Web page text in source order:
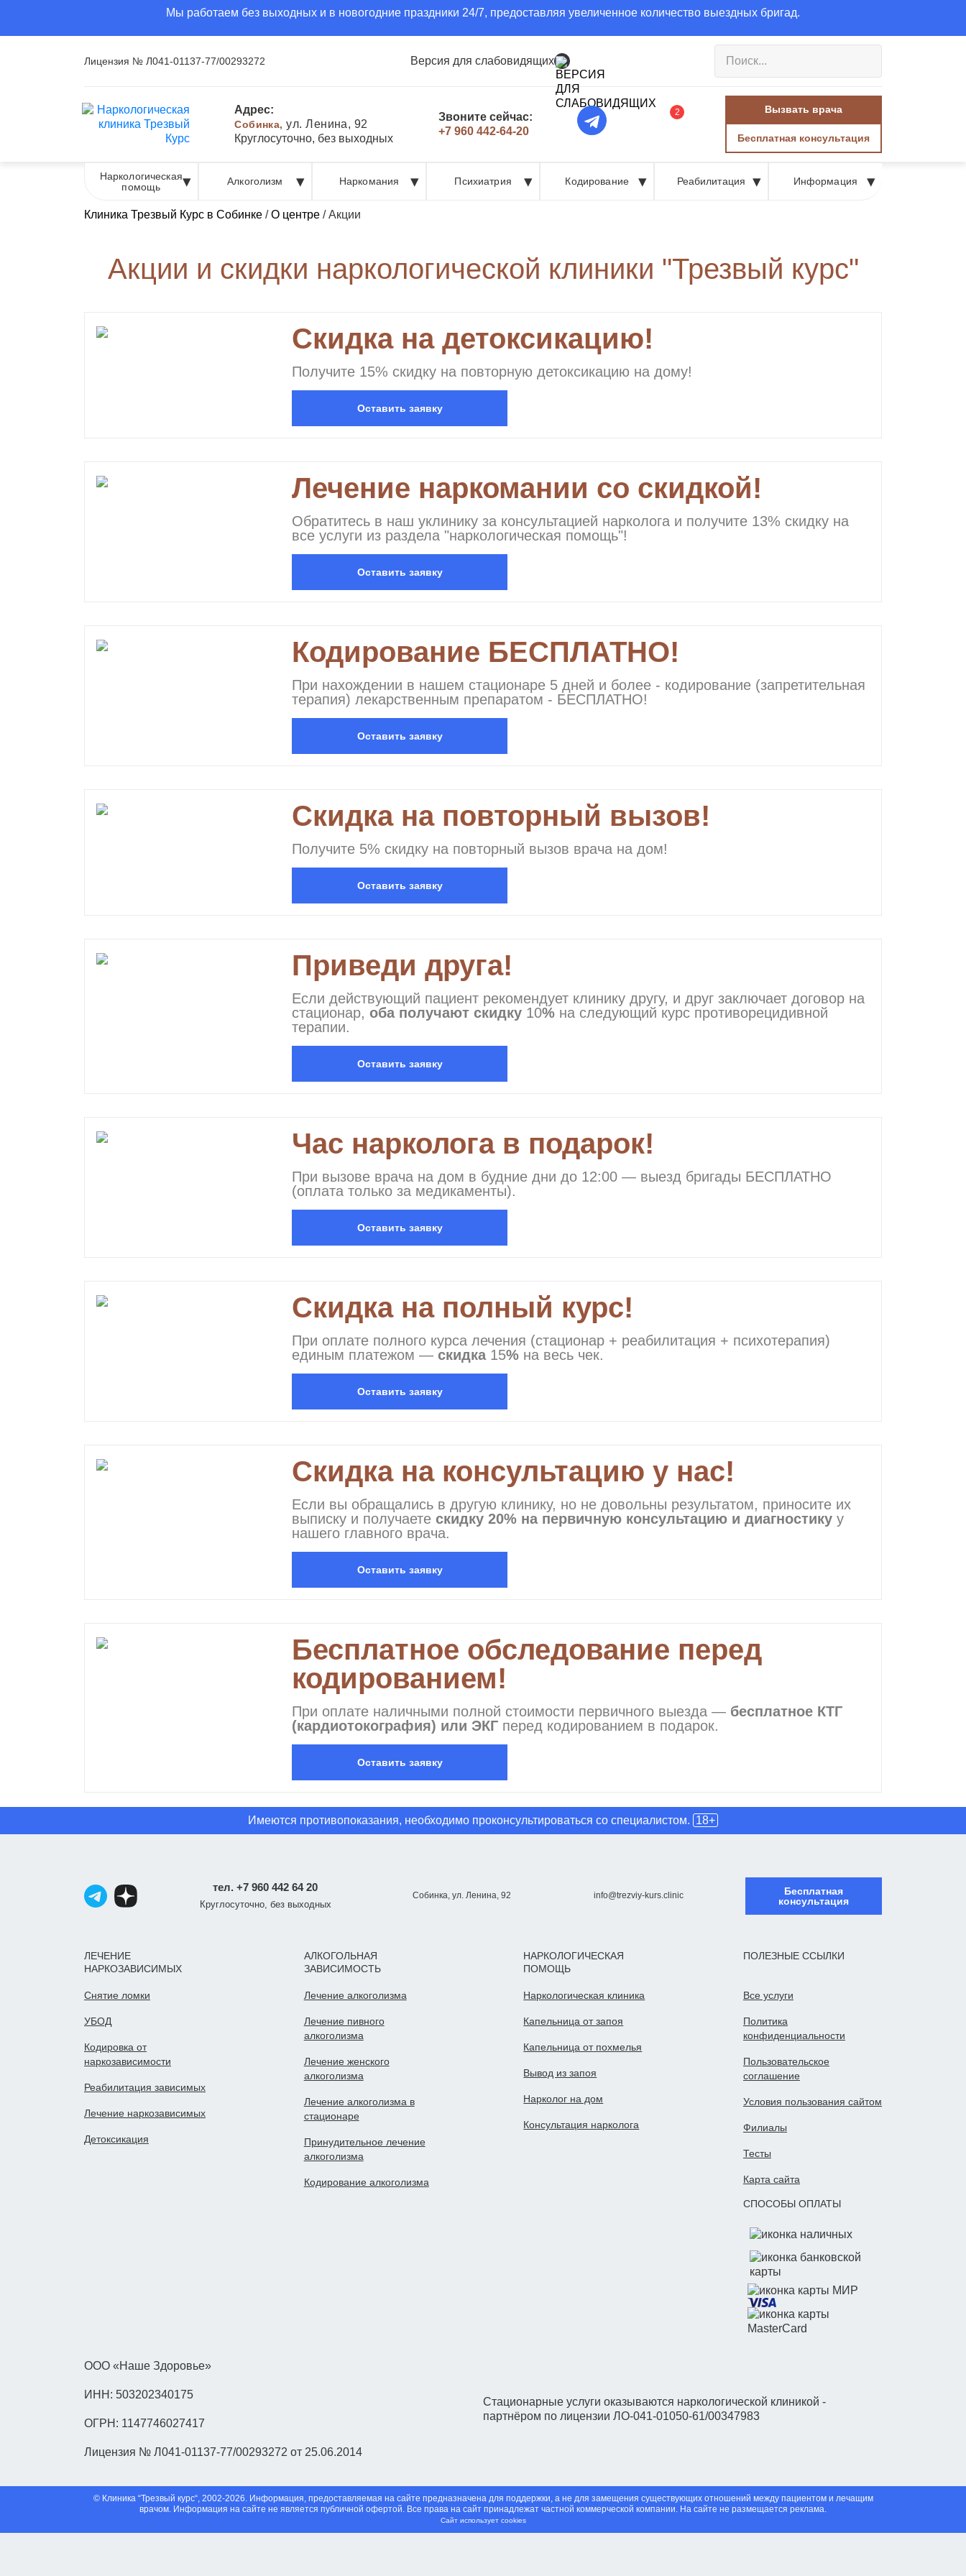
Мы работаем без выходных и в новогодние праздники 24/7, предоставляя увеличенное количество выездных бригад.
Лицензия № Л041-01137-77/00293272 Версия для слабовидящих
Адрес:
Собинка,ул. Ленина, 92
Круглосуточно, без выходных
Звоните сейчас:
+7 960 442-64-20
2 Вызвать врача
Бесплатная консультация
Наркологическая
помощь
Алкоголизм Наркомания Психиатрия Кодирование Реабилитация Информация
Клиника Трезвый Курс в Собинке /О центре /Акции
Акции и скидки наркологической клиники "Трезвый курс"
Скидка на детоксикацию!
Получите 15% скидку на повторную детоксикацию на дому!
Оставить заявку
Лечение наркомании со скидкой!
Обратитесь в наш уклинику за консультацией нарколога и получите 13% скидку на
все услуги из раздела "наркологическая помощь"!
Оставить заявку
Кодирование БЕСПЛАТНО!
При нахождении в нашем стационаре 5 дней и более - кодирование (запретительная
терапия) лекарственным препаратом - БЕСПЛАТНО!
Оставить заявку
Скидка на повторный вызов!
Получите 5% скидку на повторный вызов врача на дом!
Оставить заявку
Приведи друга!
Если действующий пациент рекомендует клинику другу, и друг заключает договор на
стационар, оба получают скидку 10% на следующий курс противорецидивной
терапии.
Оставить заявку
Час нарколога в подарок!
При вызове врача на дом в будние дни до 12:00 — выезд бригады БЕСПЛАТНО
(оплата только за медикаменты).
Оставить заявку
Скидка на полный курс!
При оплате полного курса лечения (стационар + реабилитация + психотерапия)
единым платежом — скидка 15% на весь чек.
Оставить заявку
Скидка на консультацию у нас!
Если вы обращались в другую клинику, но не довольны результатом, приносите их
выписку и получаете скидку 20% на первичную консультацию и диагностику у
нашего главного врача.
Оставить заявку
Бесплатное обследование перед
кодированием!
При оплате наличными полной стоимости первичного выезда — бесплатное КТГ
(кардиотокография) или ЭКГ перед кодированием в подарок.
Оставить заявку
Имеются противопоказания, необходимо проконсультироваться со специалистом. 18+
тел. +7 960 442 64 20
Круглосуточно, без выходных
Собинка, ул. Ленина, 92 info@trezviy-kurs.clinic
Бесплатная
консультация
ЛЕЧЕНИЕ
НАРКОЗАВИСИМЫХ
Снятие ломки
УБОД
Кодировка от
наркозависимости
Реабилитация зависимых
Лечение наркозависимых
Детоксикация
АЛКОГОЛЬНАЯ
ЗАВИСИМОСТЬ
Лечение алкоголизма
Лечение пивного
алкоголизма
Лечение женского
алкоголизма
Лечение алкоголизма в
стационаре
Принудительное лечение
алкоголизма
Кодирование алкоголизма
НАРКОЛОГИЧЕСКАЯ
ПОМОЩЬ
Наркологическая клиника
Капельница от запоя
Капельница от похмелья
Вывод из запоя
Нарколог на дом
Консультация нарколога
ПОЛЕЗНЫЕ ССЫЛКИ
Все услуги
Политика
конфиденциальности
Пользовательское
cоглашение
Условия пользования сайтом
Филиалы
Тесты
Карта сайта
СПОСОБЫ ОПЛАТЫ
ООО «Наше Здоровье»
ИНН: 503202340175
ОГРН: 1147746027417
Лицензия № Л041-01137-77/00293272 от 25.06.2014
Стационарные услуги оказываются наркологической клиникой -
партнёром по лицензии ЛО-041-01050-61/00347983
© Клиника “Трезвый курс“, 2002-2026. Информация, предоставляемая на сайте предназначена для поддержки, а не для замещения существующих отношений между пациентом и лечащим
врачом. Информация на сайте не является публичной офертой. Все права на сайт принадлежат частной коммерческой компании. На сайте не размещается реклама.
Сайт использует cookies